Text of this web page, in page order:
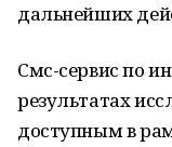
дальнейших
Смс-сервис по
результатах
доступным в